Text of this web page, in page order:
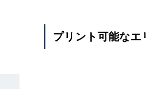
プリント可能なエ